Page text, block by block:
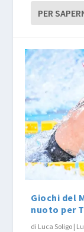
PER
Giochi del
nuoto per
di Luca Soligo |